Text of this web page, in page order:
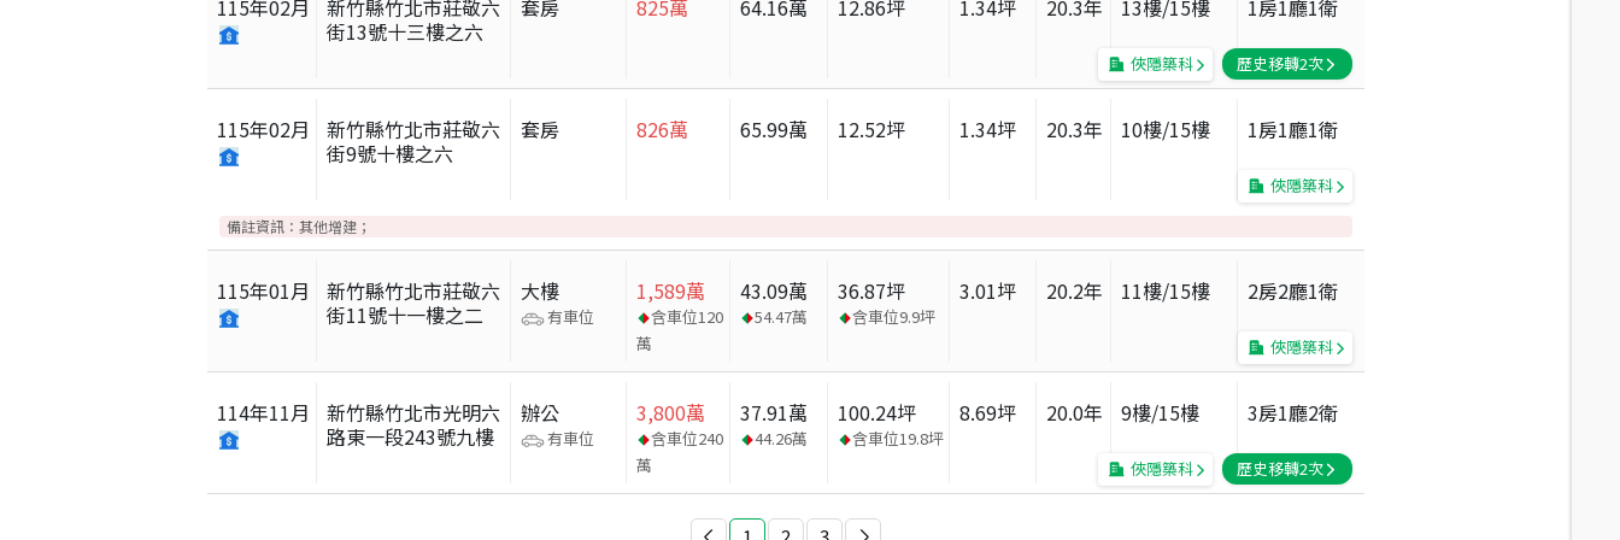
115年02月
新竹縣竹北市莊敬六
街13號十三樓之六
套房 825萬 64.16萬 12.86坪 1.34坪 20.3年 13樓/15樓 1房1廳1衛
俠隱築科 歷史移轉2次
115年02月
新竹縣竹北市莊敬六
街9號十樓之六
套房 826萬 65.99萬 12.52坪 1.34坪 20.3年 10樓/15樓 1房1廳1衛
俠隱築科
備註資訊： 其他增建；
115年01月
新竹縣竹北市莊敬六
街11號十一樓之二
大樓
有車位
1,589萬
含車位120
萬
43.09萬
54.47萬
36.87坪
含車位9.9坪
3.01坪 20.2年 11樓/15樓 2房2廳1衛
俠隱築科
114年11月
新竹縣竹北市光明六
路東一段243號九樓
辦公
有車位
3,800萬
含車位240
萬
37.91萬
44.26萬
100.24坪
含車位19.8坪
8.69坪 20.0年 9樓/15樓 3房1廳2衛
俠隱築科 歷史移轉2次